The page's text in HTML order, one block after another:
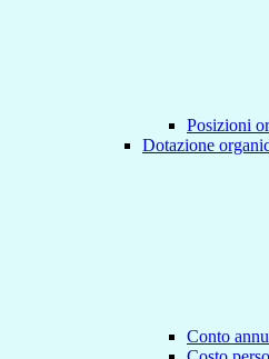
Posizioni
Dotazione
Conto